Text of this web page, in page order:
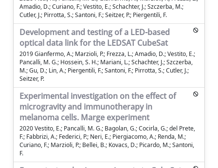
Amadio, D.; Curiano, F.; Vestito, E.; Schachter, J.; Szczerba, M.;
Cutler, J.; Pirrotta, S.; Santoni, F.; Seitzer, P.; Piergentili, F.
Development and testing of a LED-based
optical data link for the LEDSAT CubeSat
2019 Gianfermo, A.; Marzioli, P.; Frezza, L.; Amadio, D.; Vestito, E.;
Pancalli, M. G.; Hossein, S. H.; Mariani, L.; Schachter, J.; Szczerba,
M.; Gu, D.; Lin, A.; Piergentili, F.; Santoni, F.; Pirrotta, S.; Cutler, J.;
Seitzer, P.
Experimental investigation on the effect of
microgravity and immunotherapy in
melanoma cells. Marge experiment
2020 Vestito, E.; Pancalli, M. G.; Bagolan, G.; Cocirla, G.; del Prete,
F.; Fabbrizi, A.; Federici, P.; Neri, E.; Piergiacomo, A.; Renda, M.;
Curiano, F.; Marzioli, P.; Bellei, B.; Kovacs, D.; Picardo, M.; Santoni,
F.